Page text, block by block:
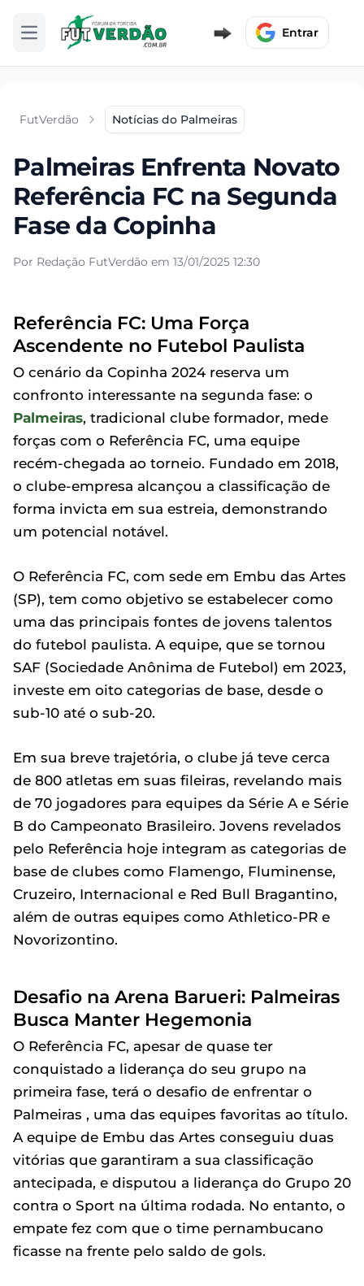
Abrir menu Entrar
FutVerdão Notícias do Palmeiras
Palmeiras Enfrenta Novato
Referência FC na Segunda
Fase da Copinha
Por Redação FutVerdão em 13/01/2025 12:30
Referência FC: Uma Força
Ascendente no Futebol Paulista
O cenário da Copinha 2024 reserva um
confronto interessante na segunda fase: o
Palmeiras, tradicional clube formador, mede
forças com o Referência FC, uma equipe
recém-chegada ao torneio. Fundado em 2018,
o clube-empresa alcançou a classificação de
forma invicta em sua estreia, demonstrando
um potencial notável.
O Referência FC, com sede em Embu das Artes
(SP), tem como objetivo se estabelecer como
uma das principais fontes de jovens talentos
do futebol paulista. A equipe, que se tornou
SAF (Sociedade Anônima de Futebol) em 2023,
investe em oito categorias de base, desde o
sub-10 até o sub-20.
Em sua breve trajetória, o clube já teve cerca
de 800 atletas em suas fileiras, revelando mais
de 70 jogadores para equipes da Série A e Série
B do Campeonato Brasileiro. Jovens revelados
pelo Referência hoje integram as categorias de
base de clubes como Flamengo, Fluminense,
Cruzeiro, Internacional e Red Bull Bragantino,
além de outras equipes como Athletico-PR e
Novorizontino.
Desafio na Arena Barueri: Palmeiras
Busca Manter Hegemonia
O Referência FC, apesar de quase ter
conquistado a liderança do seu grupo na
primeira fase, terá o desafio de enfrentar o
Palmeiras , uma das equipes favoritas ao título.
A equipe de Embu das Artes conseguiu duas
vitórias que garantiram a sua classificação
antecipada, e disputou a liderança do Grupo 20
contra o Sport na última rodada. No entanto, o
empate fez com que o time pernambucano
ficasse na frente pelo saldo de gols.